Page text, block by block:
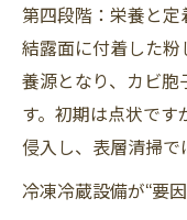
第四段階：栄養と定
結露面に付着した
養源となり、カビ
す。初期は点状で
侵入し、表層清掃で
冷凍冷蔵設備が“要